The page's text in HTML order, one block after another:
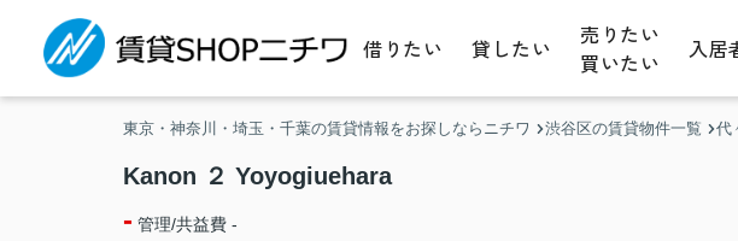
借りたい 貸したい
売りたい
買いたい
入居
東京・神奈川・埼玉・千葉の賃貸情報をお探しならニチワ 渋谷区の賃貸物件一覧 代
Kanon ２ Yoyogiuehara
- 管理/共益費 -